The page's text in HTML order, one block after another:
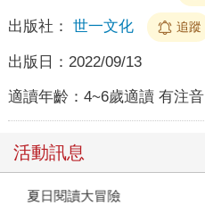
出版社： 世一文化 追蹤
出版日： 2022/09/13
適讀年齡： 4~6歲適讀 有注音
活動訊息
夏日閱讀大冒險